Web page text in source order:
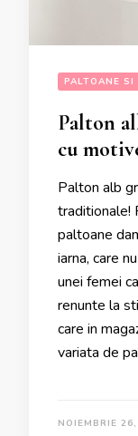
PALTOANE SI
Palton
cu
Palton alb
traditionale!
paltoane
iarna, care
unei femei
renunte la
care in
variata de
NOIEMBRIE